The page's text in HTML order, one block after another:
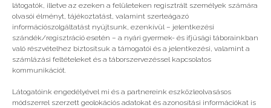
látogatók, illetve az ezeken a felületeken regisztrált személyek számára
olvasói élményt, tájékoztatást, valamint szerteágazó
információszolgáltatást nyújtsunk, ezenkívül – jelentkezési
szándék/regisztráció esetén – a nyári gyermek- és ifjúsági táborainkban
való részvételhez biztosítsuk a támogatói és a jelentkezési, valamint a
számlázási feltételeket és a táborszervezéssel kapcsolatos
kommunikációt.
Látogatóink engedélyével mi és a partnereink eszközleolvasásos
módszerrel szerzett geolokációs adatokat és azonosítási információkat is
© legjobbtabor.hu
GDPR | Adatvédelmi és adatkezelési szabályzat